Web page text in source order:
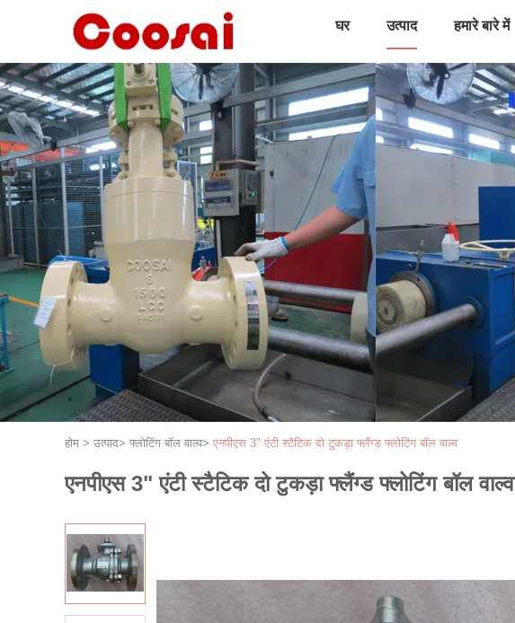
घर उत्पाद हमारे बारे में
होम > उत्पाद> फ्लोटिंग बॉल वाल्व> एनपीएस 3" एंटी स्टैटिक दो टुकड़ा फ्लैंग्ड फ्लोटिंग बॉल वाल्व
एनपीएस 3" एंटी स्टैटिक दो टुकड़ा फ्लैंग्ड फ्लोटिंग बॉल वाल्व